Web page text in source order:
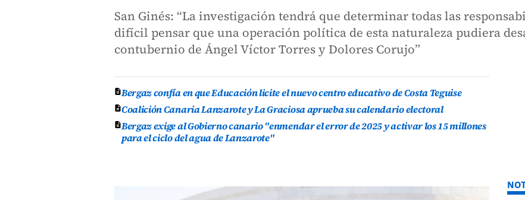
San Ginés: “La investigación tendrá que determinar todas las
difícil pensar que una operación política de esta naturaleza pudiera
contubernio de Ángel Víctor Torres y Dolores Corujo”
Bergaz confía en que Educación licite el nuevo centro educativo de Costa Teguise
Coalición Canaria Lanzarote y La Graciosa aprueba su calendario electoral
Bergaz exige al Gobierno canario "enmendar el error de 2025 y activar los 15 millones
para el ciclo del agua de Lanzarote"